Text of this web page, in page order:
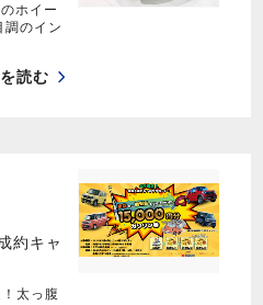
ホイー
調のイン
読む
約キャ
太っ腹